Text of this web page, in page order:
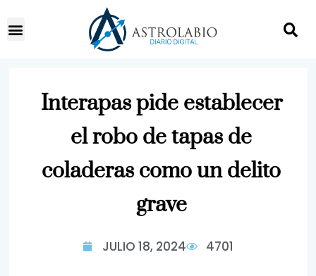
Interapas pide establecer
el robo de tapas de
coladeras como un delito
grave
JULIO 18, 2024 4701